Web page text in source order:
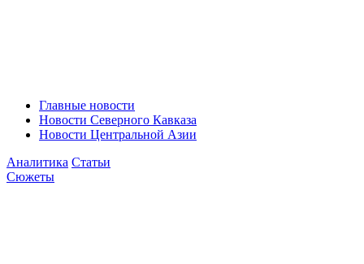
Главные новости
Новости Северного Кавказа
Новости Центральной Азии
Аналитика Статьи
Сюжеты